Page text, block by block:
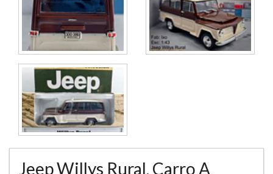
Jeep Willys Rural, Carro A